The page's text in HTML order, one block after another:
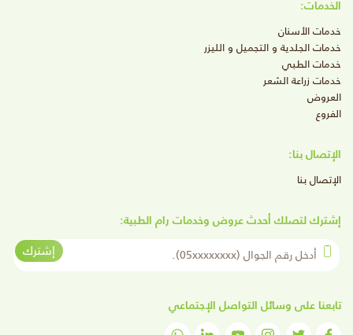
الخدمات:
خدمات الأسنان
خدمات الجلدية و التجميل و الليزر
خدمات الطبي
خدمات زراعة الشعر
العروض
الفروع
الإتصال بنا:
الإتصال بنا
إشترك لتصلك أحدث عروض وخدمات رام الطبية:
أدخل رقم الجوال
إشترك
تابعنا على وسائل التواصل الإجتماعي